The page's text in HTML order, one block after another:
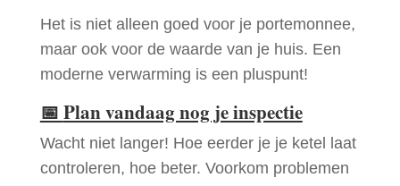
Het is niet alleen goed voor je portemonnee,
maar ook voor de waarde van je huis. Een
moderne verwarming is een pluspunt!
📅 Plan vandaag nog je inspectie
Wacht niet langer! Hoe eerder je je ketel laat
controleren, hoe beter. Voorkom problemen